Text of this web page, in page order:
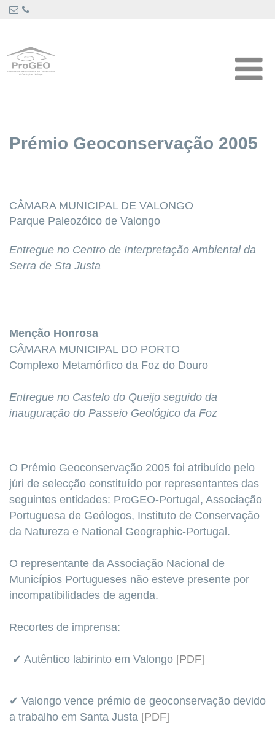
Prémio Geoconservação 2005
CÂMARA MUNICIPAL DE VALONGO
Parque Paleozóico de Valongo
Entregue no Centro de Interpretação Ambiental da
Serra de Sta Justa
Menção Honrosa
CÂMARA MUNICIPAL DO PORTO
Complexo Metamórfico da Foz do Douro
Entregue no Castelo do Queijo seguido da
inauguração do Passeio Geológico da Foz
O Prémio Geoconservação 2005 foi atribuído pelo
júri de selecção constituído por representantes das
seguintes entidades: ProGEO-Portugal, Associação
Portuguesa de Geólogos, Instituto de Conservação
da Natureza e National Geographic-Portugal.
O representante da Associação Nacional de
Municípios Portugueses não esteve presente por
incompatibilidades de agenda.
Recortes de imprensa:
✔ Autêntico labirinto em Valongo [PDF]
✔ Valongo vence prémio de geoconservação devido
a trabalho em Santa Justa [PDF]